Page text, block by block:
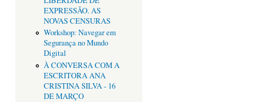
EXPRESSÃO. AS
NOVAS CENSURAS
Workshop: Navegar em
Segurança no Mundo
Digital
À CONVERSA COM A
ESCRITORA ANA
CRISTINA SILVA - 16
DE MARÇO